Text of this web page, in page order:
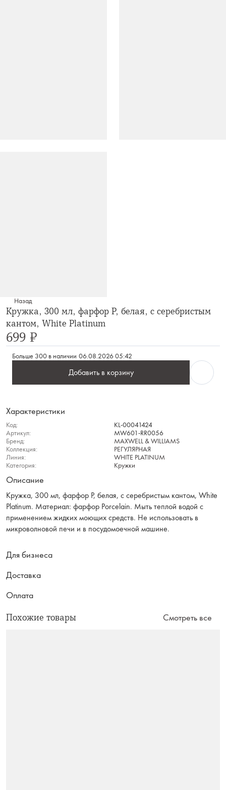
Назад
Кружка, 300 мл, фарфор P, белая, с серебристым
кантом, White Platinum
699 ₽
Больше 300 в наличии 06.08.2026 05:42
Добавить в корзину
Характеристики
Код:
KL-00041424
Артикул:
MW601-RR0056
Бренд:
MAXWELL & WILLIAMS
Коллекция:
РЕГУЛЯРНАЯ
Линия:
WHITE PLATINUM
Категория:
Кружки
Описание
Кружка, 300 мл, фарфор P, белая, с серебристым кантом, White
Platinum. Материал: фарфор Рorcelain. Мыть теплой водой с
применением жидких моющих средств. Не использовать в
микроволновой печи и в посудомоечной машине.
Для бизнеса
Доставка
Оплата
Похожие товары Смотреть все